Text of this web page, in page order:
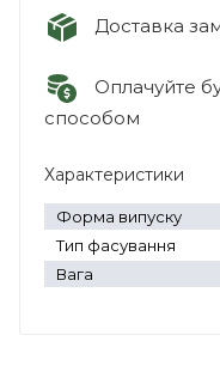
Доставка
Оплачуйте
способом
Характеристики
Форма випуску
Тип фасування
Вага